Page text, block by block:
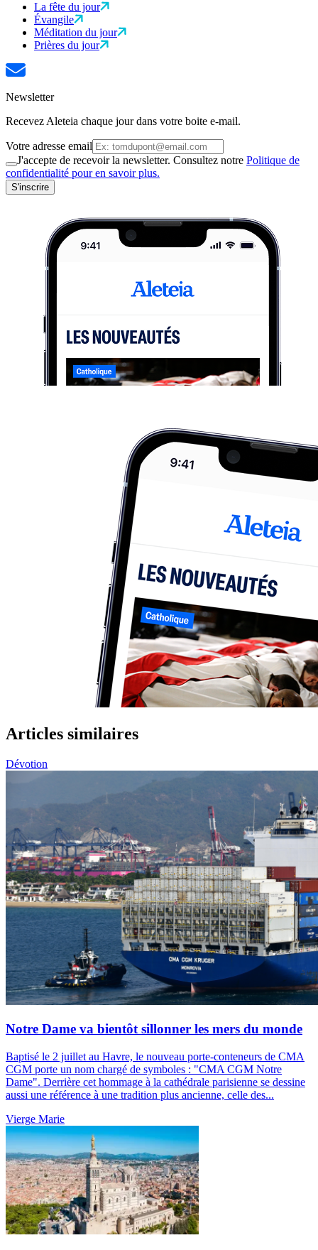
La fête du jour
Évangile
Méditation du jour
Prières du jour
Newsletter
Recevez Aleteia chaque jour dans votre boite e-mail.
Votre adresse email
J'accepte de recevoir la newsletter. Consultez notre Politique de
confidentialité pour en savoir plus.
S'inscrire
Articles similaires
Dévotion
Notre Dame va bientôt sillonner les mers du monde
Baptisé le 2 juillet au Havre, le nouveau porte-conteneurs de CMA
CGM porte un nom chargé de symboles : "CMA CGM Notre
Dame". Derrière cet hommage à la cathédrale parisienne se dessine
aussi une référence à une tradition plus ancienne, celle des...
Vierge Marie